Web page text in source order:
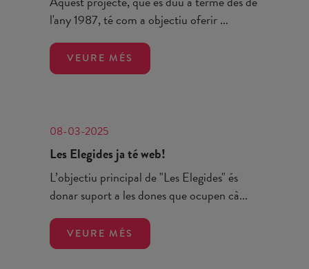
l'any 1987, té com a objectiu oferir ...
VEURE MÉS
08-03-2025
Les Elegides ja té web!
L’objectiu principal de "Les Elegides" és
donar suport a les dones que ocupen cà...
VEURE MÉS